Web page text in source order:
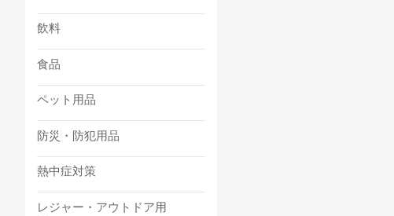
飲料
食品
ペット用品
防災・防犯用品
熱中症対策
レジャー・アウトドア用